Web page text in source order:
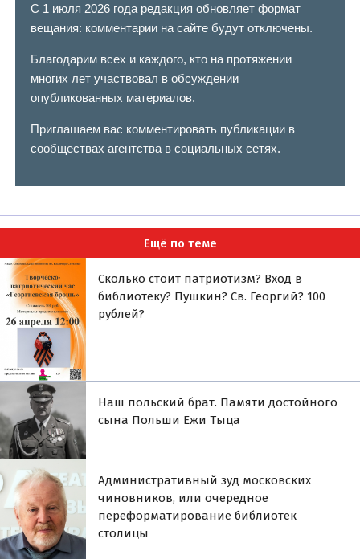
С 1 июля 2026 года редакция обновляет формат
вещания: комментарии на сайте будут отключены.
Благодарим всех и каждого, кто на протяжении
многих лет участвовал в обсуждении
опубликованных материалов.
Приглашаем вас комментировать публикации в
сообществах агентства в социальных сетях.
Ещё по теме
Сколько стоит патриотизм? Вход в
библиотеку? Пушкин? Св. Георгий? 100
рублей?
Наш польский брат. Памяти достойного
сына Польши Ежи Тыца
Административный зуд московских
чиновников, или очередное
переформатирование библиотек
столицы